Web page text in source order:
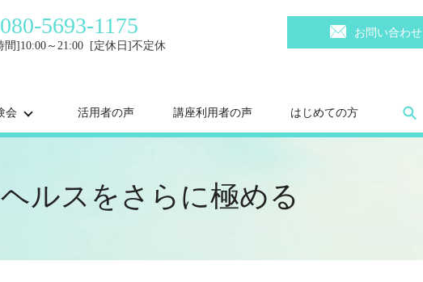
080-5693-1175
間]10:00～21:00 [定休日]不定休
お問い合わせ
会 活用者の声 講座利用者の声 はじめての方
ルスをさらに極める